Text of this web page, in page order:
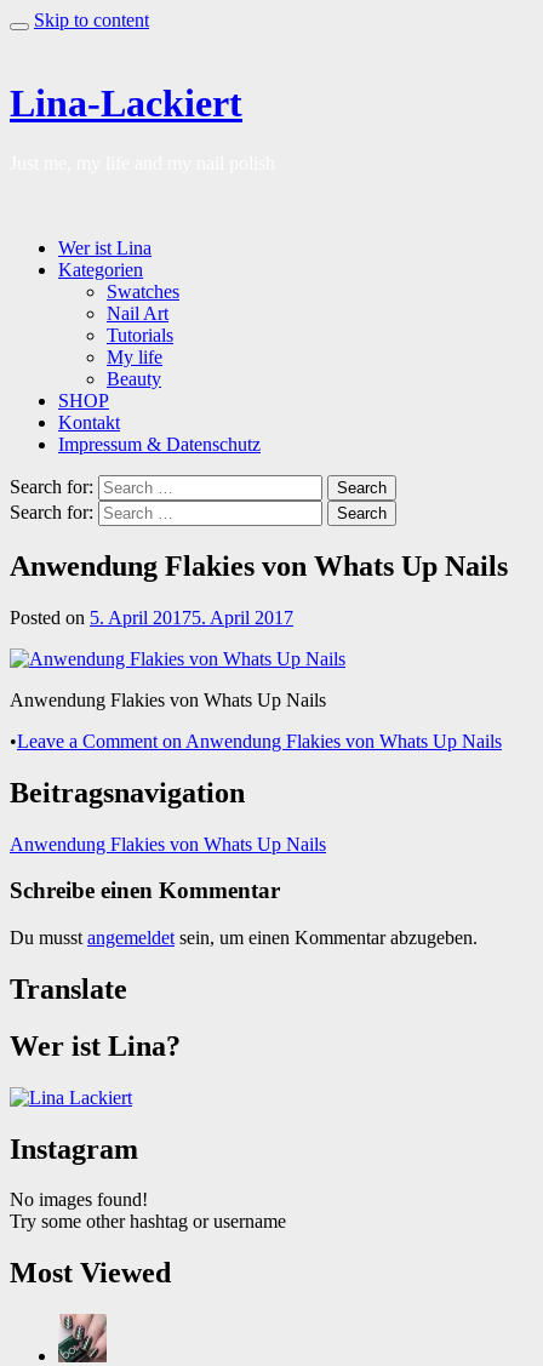
Skip to content
Lina-Lackiert
Wer ist Lina
Kategorien
Swatches
Nail Art
Tutorials
My life
Beauty
SHOP
Kontakt
Impressum & Datenschutz
Search for: Search
Search for: Search
Anwendung Flakies von Whats Up Nails
Posted on 5. April 20175. April 2017
Anwendung Flakies von Whats Up Nails
•Leave a Comment on Anwendung Flakies von Whats Up Nails
Beitragsnavigation
Anwendung Flakies von Whats Up Nails
Schreibe einen Kommentar
Du musst angemeldet sein, um einen Kommentar abzugeben.
Translate
Wer ist Lina?
Instagram
No images found!
Try some other hashtag or username
Most Viewed